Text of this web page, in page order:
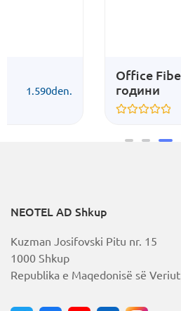
Office Fiber 100 на 2
години
NEOTEL AD Shkup
Kuzman Josifovski Pitu nr. 15
1000 Shkup
Republika e Maqedonisë së Veriut